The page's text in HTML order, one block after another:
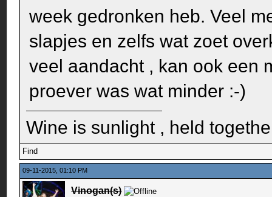
week gedronken heb. Veel
slapjes en zelfs wat zoet
veel aandacht , kan ook een
proever was wat minder :-)
Wine is sunlight , held
Find
09-11-2015, 01:10 PM
Vinogan(s)